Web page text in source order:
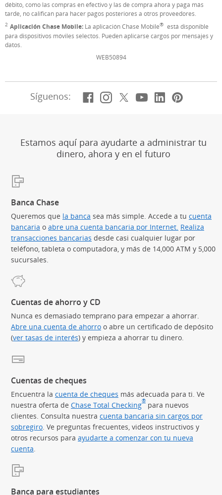
débito, como las compras en efectivo y las de compra ahora y paga más
tarde, no califican para hacer pagos posteriores a otros proveedores.
Nota al pie de página
2 Aplicación Chase Mobile: La aplicación Chase Mobile® está disponible
para dispositivos móviles selectos. Pueden aplicarse cargos por mensajes y
datos.
WEB50894
Síguenos: Facebook
(Se abre en
Instagram
(Se abre en
X,
(Se abre en
YouTube
(Se abre en
LinkedIn
(Se abre
Estamos aquí para ayudarte a administrar tu
dinero, ahora y en el futuro
Banca Chase
Queremos que la banca sea más simple. Accede a tu cuenta
bancaria o abre una cuenta bancaria por Internet. Realiza
transacciones bancarias desde casi cualquier lugar por
teléfono, tableta o computadora, y más de 14,000 ATM y 5,000
sucursales.
Cuentas de ahorro y CD
Nunca es demasiado temprano para empezar a ahorrar.
Abre una cuenta de ahorro o abre un certificado de depósito
(ver tasas de interés) y empieza a ahorrar tu dinero.
Cuentas de cheques
Encuentra la cuenta de cheques más adecuada para ti. Ve
nuestra oferta de Chase Total Checking® (Se abre en
para nuevos
clientes. Consulta nuestra cuenta bancaria sin cargos por
sobregiro. Ve preguntas frecuentes, videos instructivos y
otros recursos para ayudarte a comenzar con tu nueva
cuenta.
Banca para estudiantes